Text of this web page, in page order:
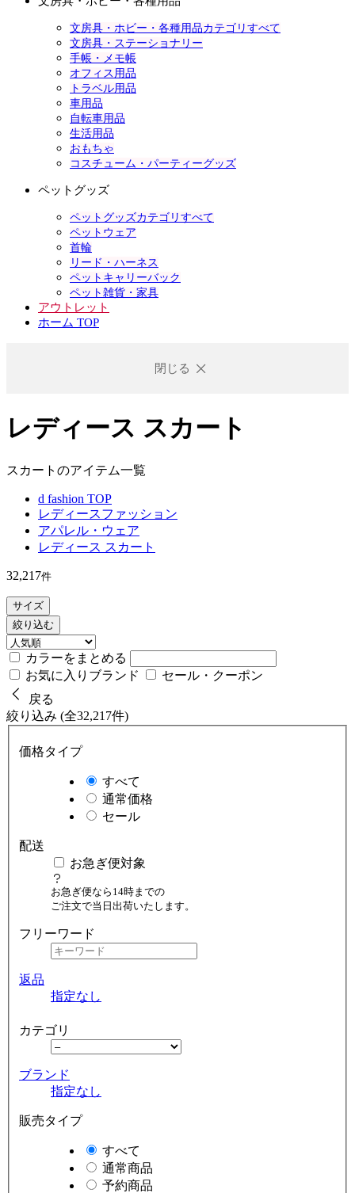
文房具・ホビー・各種用品カテゴリすべて
文房具・ステーショナリー
手帳・メモ帳
オフィス用品
トラベル用品
車用品
自転車用品
生活用品
おもちゃ
コスチューム・パーティーグッズ
ペットグッズ
ペットグッズカテゴリすべて
ペットウェア
首輪
リード・ハーネス
ペットキャリーバック
ペット雑貨・家具
アウトレット
ホーム TOP
閉じる
レディース スカート
スカートのアイテム一覧
d fashion TOP
レディースファッション
アパレル・ウェア
レディース スカート
32,217件
サイズ
絞り込む
カラーをまとめる
お気に入りブランド
セール・クーポン
戻る
絞り込み (全32,217件)
価格タイプ
すべて
通常価格
セール
配送
お急ぎ便対象
お急ぎ便なら14時までの
ご注文で当日出荷いたします。
フリーワード
返品
指定なし
カテゴリ
ブランド
指定なし
販売タイプ
すべて
通常商品
予約商品